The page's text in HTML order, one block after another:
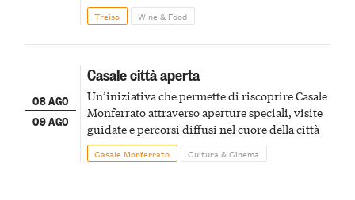
Treiso Wine & Food
08 AGO
09 AGO
Casale città aperta
Un’iniziativa che permette di riscoprire Casale
Monferrato attraverso aperture speciali, visite
guidate e percorsi diffusi nel cuore della città
Casale Monferrato Cultura & Cinema